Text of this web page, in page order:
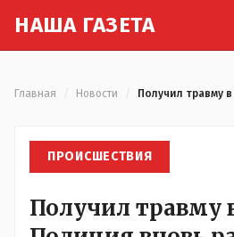
НАША ГАЗЕТА
Главная Новости
ПРОИСШЕСТВИЯ
Получил травму